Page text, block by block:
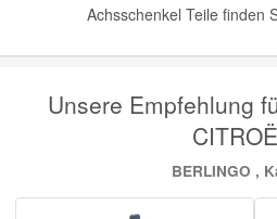
Achsschenkel Teile finden
Unsere Empfehlung
BERLINGO ,